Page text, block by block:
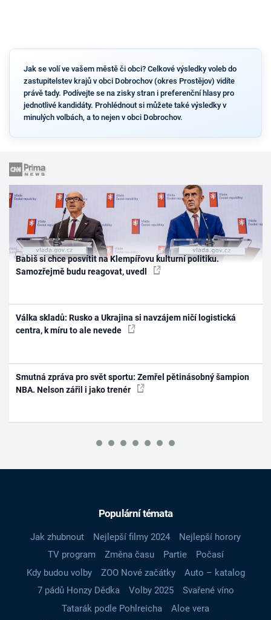
Jak se volí ve vašem městě či obci? Celkové výsledky voleb do
zastupitelstev krajů v obci Dobrochov (okres Prostějov) vidíte
právě tady. Podívejte se na zisky stran i preferenční hlasy pro
jednotlivé kandidáty. Prohlédnout si můžete také výsledky v
minulých volbách, a to nejen v obci Dobrochov.
Babiš si chce posvítit na Klempířovu kulturní politiku.
Samozřejmě budu reagovat, uvedl
Válka skladů: Rusko a Ukrajina si navzájem ničí logistická
centra, k míru to ale nevede
Smutná zpráva pro svět sportu: Zemřel pětinásobný šampion
NBA. Nelson zářil i jako trenér
Populární témata
Jak zhubnout Nejlepší filmy 2024
Nejlepší horory
TV program
Změna času Partie
Počasí
Kdy budou volby
ZOO Nové začátky
Auto – katalog
7 pádů Honzy Dědka
Volby 2025
Svařené víno
Tatarák podle Pohlreicha
Aloe vera